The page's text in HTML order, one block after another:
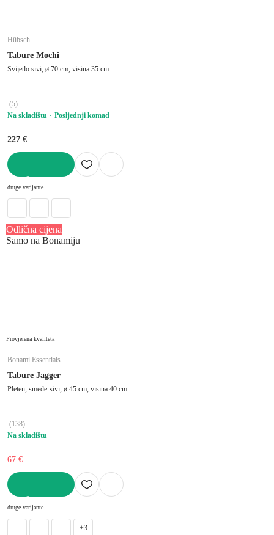
Hübsch
Tabure Mochi
Svijetlo sivi, ø 70 cm, visina 35 cm
(5)
Na skladištu
Posljednji komad
227 €
druge varijante
Odlična cijena
Samo na Bonamiju
Provjerena kvaliteta
Bonami Essentials
Tabure Jagger
Pleten, smeđe-sivi, ø 45 cm, visina 40 cm
(138)
Na skladištu
67 €
druge varijante
+3